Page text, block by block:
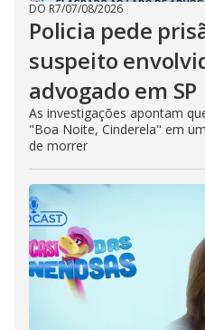
DO R7/07/08/2026
Policia pede
suspeito
advogado em SP
As investigações apontam
"Boa Noite, Cinderela" em
de morrer